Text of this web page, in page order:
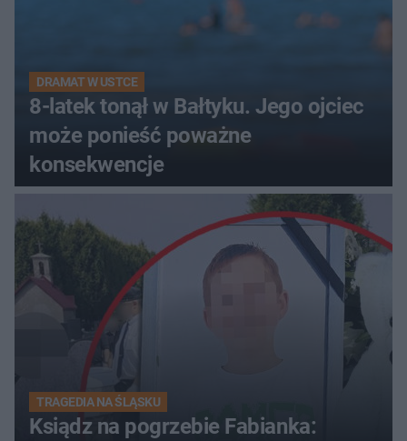
DRAMAT W USTCE
8-latek tonął w Bałtyku. Jego ojciec
może ponieść poważne
konsekwencje
TRAGEDIA NA ŚLĄSKU
Ksiądz na pogrzebie Fabianka: